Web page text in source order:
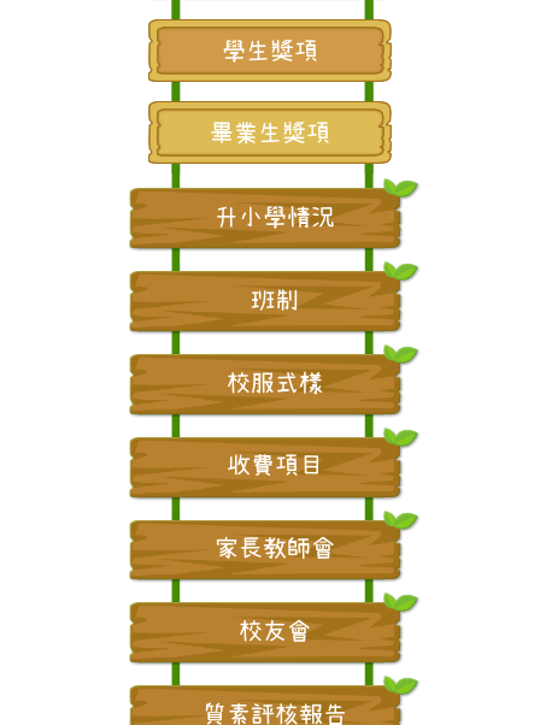
學生獎項
畢業生獎項
升小學情況
班制
校服式樣
收費項目
家長教師會
校友會
質素評核報告